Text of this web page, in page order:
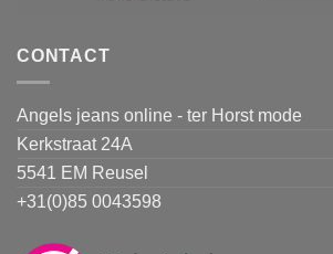
CONTACT
Angels jeans online - ter Horst mode
Kerkstraat 24A
5541 EM Reusel
+31(0)85 0043598